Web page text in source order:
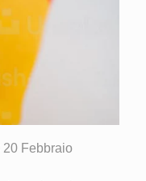
20 Febbraio